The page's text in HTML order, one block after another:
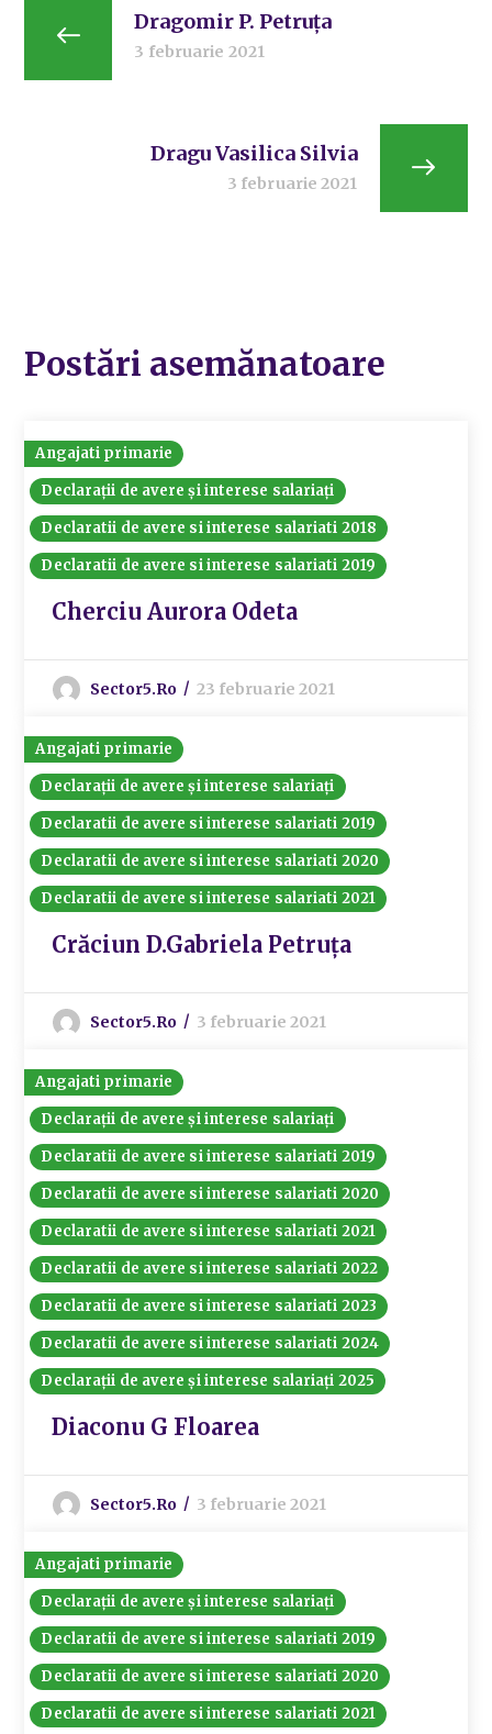
Dragomir P. Petruța
3 februarie 2021
Dragu Vasilica Silvia
3 februarie 2021
Postări asemănatoare
Angajati primarie
Declarații de avere și interese salariați
Declaratii de avere si interese salariati 2018
Declaratii de avere si interese salariati 2019
Cherciu Aurora Odeta
Sector5.ro 23 februarie 2021
Angajati primarie
Declarații de avere și interese salariați
Declaratii de avere si interese salariati 2019
Declaratii de avere si interese salariati 2020
Declaratii de avere si interese salariati 2021
Crăciun D.Gabriela Petruța
Sector5.ro 3 februarie 2021
Angajati primarie
Declarații de avere și interese salariați
Declaratii de avere si interese salariati 2019
Declaratii de avere si interese salariati 2020
Declaratii de avere si interese salariati 2021
Declaratii de avere si interese salariati 2022
Declaratii de avere si interese salariati 2023
Declaratii de avere si interese salariati 2024
Declarații de avere și interese salariați 2025
Diaconu G Floarea
Sector5.ro 3 februarie 2021
Angajati primarie
Declarații de avere și interese salariați
Declaratii de avere si interese salariati 2019
Declaratii de avere si interese salariati 2020
Declaratii de avere si interese salariati 2021